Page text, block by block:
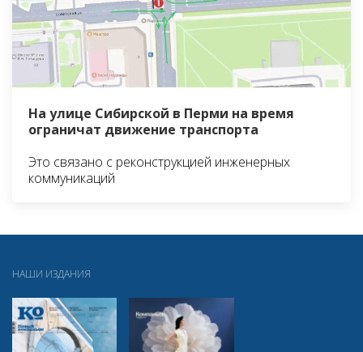
На улице Сибирской в Перми на время
ограничат движение транспорта
Это связано с реконструкцией инженерных
коммуникаций
НАШИ ИЗДАНИЯ